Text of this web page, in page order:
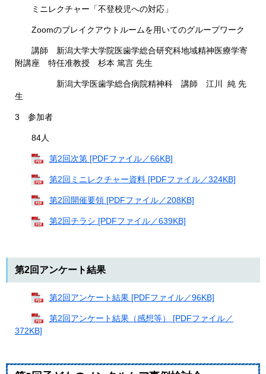
ミニレクチャー「不登校児への対応」
Zoomのブレイクアウトルームを用いてのグループワーク
講師 新潟大学大学院医歯学総合研究科地域精神医療学寄
附講座 特任准教授 杉本 篤言 先生
新潟大学医歯学総合病院精神科 講師 江川 純 先
生
3 参加者
84人
第2回次第 [PDFファイル／66KB]
第2回ミニレクチャー資料 [PDFファイル／324KB]
第2回開催要領 [PDFファイル／208KB]
第2回チラシ [PDFファイル／639KB]
第2回アンケート結果
第2回アンケート結果 [PDFファイル／96KB]
第2回アンケート結果（感想等） [PDFファイル／
372KB]